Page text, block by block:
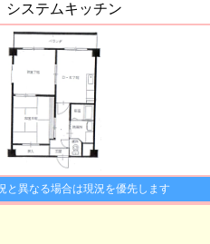
システムキッチン
と異なる場合は現況を優先します